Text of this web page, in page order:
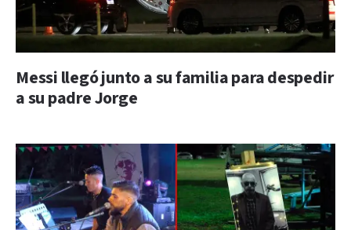
Messi llegó junto a su familia para despedir
a su padre Jorge